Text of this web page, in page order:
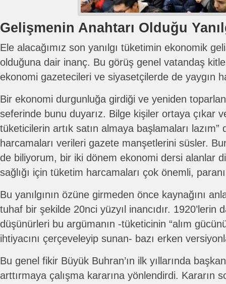
Gelişmenin Anahtarı Olduğu
Ele alacağımız son yanılgı tüketimin ekonomik
olduğuna dair inanç. Bu görüş genel vatandaş
ekonomi gazetecileri ve siyasetçilerde de yaygın
Bir ekonomi durgunluğa girdiği ve yeniden
seferinde bunu duyarız. Bilge kişiler ortaya çıkar
tüketicilerin artık satın almaya başlamaları
harcamaları verileri gazete manşetlerini süsler.
de biliyorum, bir iki dönem ekonomi dersi alanlar
sağlığı için tüketim harcamaları çok önemli,
Bu yanılgının özüne girmeden önce kaynağını
tuhaf bir şekilde 20nci yüzyıl inancıdır. 1920’lerin
düşünürleri bu argümanın -tüketicinin “alım
ihtiyacını çerçeveleyip sunan- bazı erken
Bu genel fikir Büyük Buhran’ın ilk yıllarında
arttırmaya çalışma kararına yönlendirdi. Kararın